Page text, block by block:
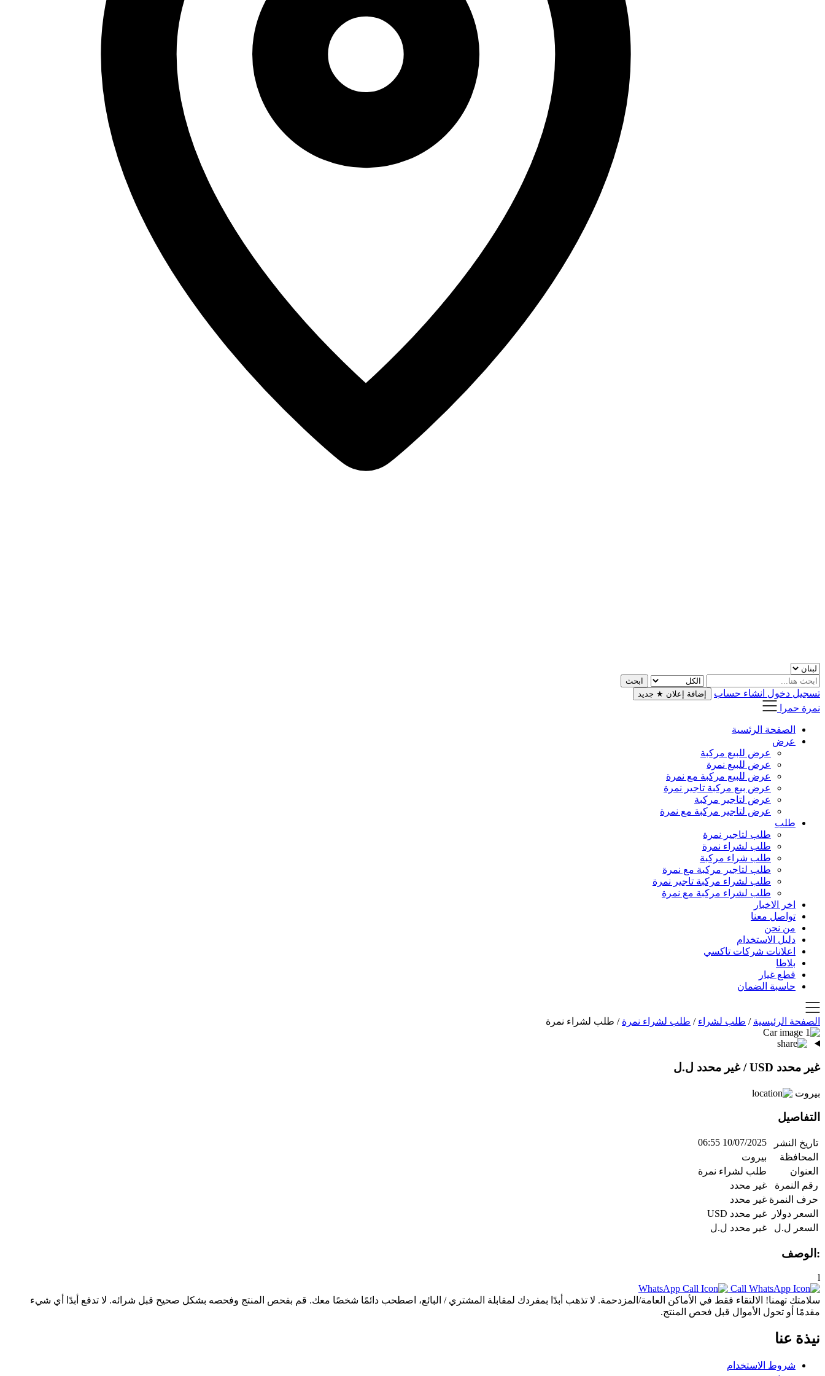
تسجيل دخول انشاء حساب إضافة إعلان ★ جديد
نمرة حمرا
الصفحة الرئسية
عرض
عرض للبيع مركبة
عرض للبيع نمرة
عرض للبيع مركبة مع نمرة
عرض بيع مركبة تاجير نمرة
عرض لتاجير مركبة
عرض لتاجير مركبة مع نمرة
طلب
طلب لتاجير نمرة
طلب لشراء نمرة
طلب شراء مركبة
طلب لتاجير مركبة مع نمرة
طلب لشراء مركبة تاجير نمرة
طلب لشراء مركبة مع نمرة
اخر الاخبار
تواصل معنا
من نحن
دليل الاستخدام
اعلانات شركات تاكسي
بلاطا
قطع غيار
حاسبة الضمان
الصفحة الرئيسية / طلب لشراء / طلب لشراء نمرة / طلب لشراء نمرة
غير محدد USD / غير محدد ل.ل
بيروت
التفاصيل
تاريخ النشر
10/07/2025 06:55
المحافظة
بيروت
العنوان
طلب لشراء نمرة
رقم النمرة
غير محدد
حرف النمرة غير محدد
السعر دولار
غير محدد USD
السعر ل.ل
غير محدد ل.ل
:الوصف
l
Call
سلامتك تهمنا! الالتقاء فقط في الأماكن العامة/المزدحمة. لا تذهب أبدًا بمفردك لمقابلة المشتري / البائع، اصطحب دائمًا شخصًا معك. قم بفحص المنتج وفحصه بشكل صحيح قبل شرائه. لا تدفع أبدًا أي شيء
مقدمًا أو تحول الأموال قبل فحص المنتج.
نيذة عنا
شروط الاستخدام